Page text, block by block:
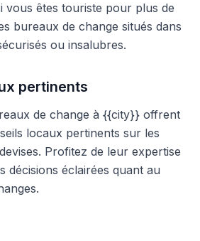
vous êtes touriste pour plus de
bureaux de change situés dans
ou insalubres.
pertinents
de change à {{city}} offrent
locaux pertinents sur les
Profitez de leur expertise
décisions éclairées quant au